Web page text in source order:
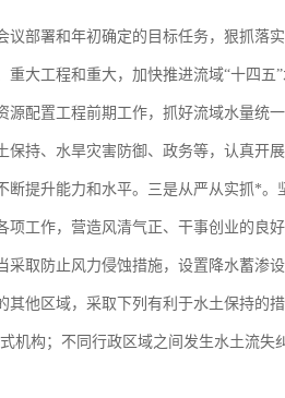
议部署和年初确定的目标任务，狠抓落
大工程和重大，加快推进流域“十四
源配置工程前期工作，抓好流域水量统
保持、水旱灾害防御、政务等，认真开
断提升能力和水平。三是从严从实抓*
工作，营造风清气正、干事创业的良好
采取防止风力侵蚀措施，设置降水蓄渗
其他区域，采取下列有利于水土保持的
机构；不同行政区域之间发生水土流